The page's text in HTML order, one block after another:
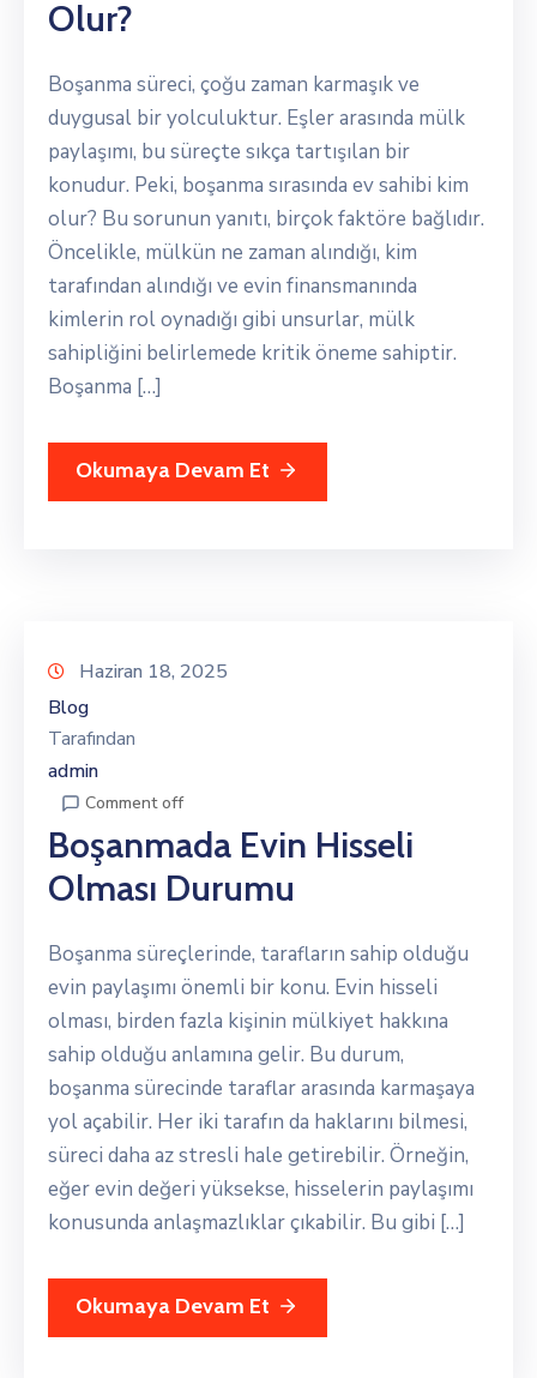
Olur?
Boşanma süreci, çoğu zaman karmaşık ve
duygusal bir yolculuktur. Eşler arasında mülk
paylaşımı, bu süreçte sıkça tartışılan bir
konudur. Peki, boşanma sırasında ev sahibi kim
olur? Bu sorunun yanıtı, birçok faktöre bağlıdır.
Öncelikle, mülkün ne zaman alındığı, kim
tarafından alındığı ve evin finansmanında
kimlerin rol oynadığı gibi unsurlar, mülk
sahipliğini belirlemede kritik öneme sahiptir.
Boşanma […]
Okumaya Devam Et
Haziran 18, 2025
Blog
Tarafından
admin
Comment off
Boşanmada Evin Hisseli
Olması Durumu
Boşanma süreçlerinde, tarafların sahip olduğu
evin paylaşımı önemli bir konu. Evin hisseli
olması, birden fazla kişinin mülkiyet hakkına
sahip olduğu anlamına gelir. Bu durum,
boşanma sürecinde taraflar arasında karmaşaya
yol açabilir. Her iki tarafın da haklarını bilmesi,
süreci daha az stresli hale getirebilir. Örneğin,
eğer evin değeri yüksekse, hisselerin paylaşımı
konusunda anlaşmazlıklar çıkabilir. Bu gibi […]
Okumaya Devam Et